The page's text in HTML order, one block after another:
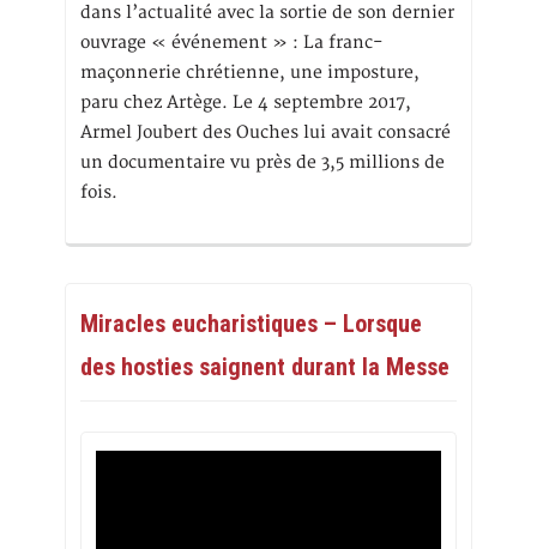
dans l’actualité avec la sortie de son dernier
ouvrage « événement » : La franc-
maçonnerie chrétienne, une imposture,
paru chez Artège. Le 4 septembre 2017,
Armel Joubert des Ouches lui avait consacré
un documentaire vu près de 3,5 millions de
fois.
Miracles eucharistiques – Lorsque
des hosties saignent durant la Messe